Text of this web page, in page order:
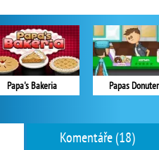
Papa's Bakeria Papas
Komentáře (18)